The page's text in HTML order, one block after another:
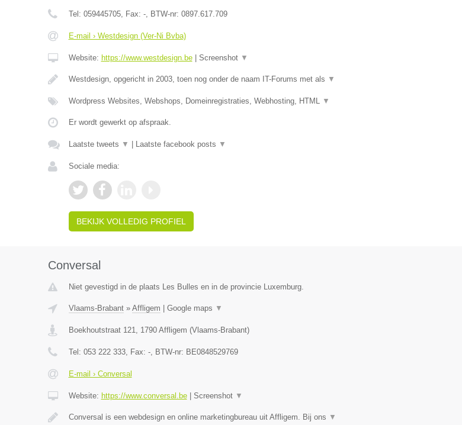
Tel: 059445705, Fax: -, BTW-nr: 0897.617.709
E-mail › Westdesign (Ver-Ni Bvba)
Website: https://www.westdesign.be| Screenshot ▼
Westdesign, opgericht in 2003, toen nog onder de naam IT-Forums met als ▼
Wordpress Websites, Webshops, Domeinregistraties, Webhosting, HTML ▼
Er wordt gewerkt op afspraak.
Laatste tweets ▼ Laatste facebook posts ▼
Sociale media:
BEKIJK VOLLEDIG PROFIEL
Conversal
Niet gevestigd in de plaats Les Bulles en in de provincie Luxemburg.
Vlaams-Brabant» Affligem Google maps ▼
Boekhoutstraat 121, 1790 Affligem (Vlaams-Brabant)
Tel: 053 222 333, Fax: -, BTW-nr: BE0848529769
E-mail › Conversal
Website: https://www.conversal.be| Screenshot ▼
Conversal is een webdesign en online marketingbureau uit Affligem. Bij ons ▼